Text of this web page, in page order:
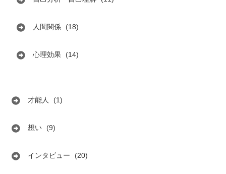
人間関係 (18)
心理効果 (14)
才能人 (1)
想い (9)
インタビュー (20)